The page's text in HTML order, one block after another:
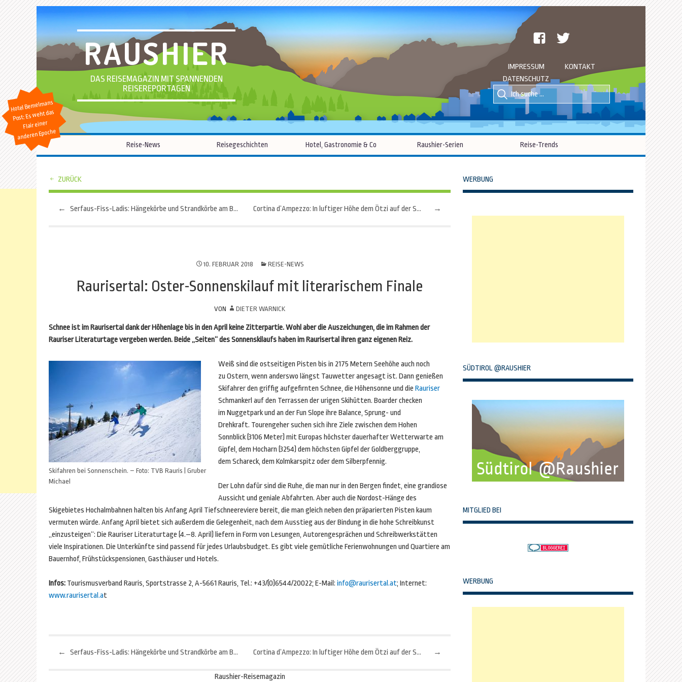
RAUSHIER
DAS REISEMAGAZIN MIT SPANNENDEN
REISEREPORTAGEN
facebook
IMPRESSUM
KONTAKT
DATENSCHUTZ
Suche
nach::
Suche
nach:
Hotel Bemelmans
Post: Es weht das
Flair einer
anderen Epoche
Reise-News Reisegeschichten Hotel, Gastronomie & Co Raushier-Serien Reise-Trends
ZURÜCK
Beitragsnavigation
← Serfaus-Fiss-Ladis: Hängekörbe und Strandkörbe am Berg →
Cortina d’Ampezzo: In luftiger Höhe dem Ötzi auf der Spur
10. FEBRUAR 2018 REISE-NEWS
Raurisertal: Oster-Sonnenskilauf mit literarischem Finale
VON DIETER WARNICK
Schnee ist im Raurisertal dank der Höhenlage bis in den April keine Zitterpartie. Wohl aber die Auszeichungen, die im Rahmen der
Rauriser Literaturtage vergeben werden. Beide „Seiten“ des Sonnenskilaufs haben im Raurisertal ihren ganz eigenen Reiz.
Skifahren bei Sonnenschein. – Foto: TVB Rauris | Gruber
Michael
Weiß sind die ostseitigen Pisten bis in 2175 Metern Seehöhe auch noch
zu Ostern, wenn anderswo längst Tauwetter angesagt ist. Dann genießen
Skifahrer den griffig aufgefirnten Schnee, die Höhensonne und die Rauriser
Schmankerl auf den Terrassen der urigen Skihütten. Boarder checken
im Nuggetpark und an der Fun Slope ihre Balance, Sprung- und
Drehkraft. Tourengeher suchen sich ihre Ziele zwischen dem Hohen
Sonnblick (3106 Meter) mit Europas höchster dauerhafter Wetterwarte am
Gipfel, dem Hocharn (3254) dem höchsten Gipfel der Goldberggruppe,
dem Schareck, dem Kolmkarspitz oder dem Silberpfennig.
Der Lohn dafür sind die Ruhe, die man nur in den Bergen findet, eine grandiose
Aussicht und geniale Abfahrten. Aber auch die Nordost-Hänge des
Skigebietes Hochalmbahnen halten bis Anfang April Tiefschneereviere bereit, die man gleich neben den präparierten Pisten kaum
vermuten würde. Anfang April bietet sich außerdem die Gelegenheit, nach dem Ausstieg aus der Bindung in die hohe Schreibkunst
„einzusteigen“: Die Rauriser Literaturtage (4.–8. April) liefern in Form von Lesungen, Autorengesprächen und Schreibwerkstätten
viele Inspirationen. Die Unterkünfte sind passend für jedes Urlaubsbudget. Es gibt viele gemütliche Ferienwohnungen und Quartiere am
Bauernhof, Frühstückspensionen, Gasthäuser und Hotels.
Infos: Tourismusverband Rauris, Sportstrasse 2, A-5661 Rauris, Tel.: +43/(0)6544/20022; E-Mail: info@raurisertal.at; Internet:
www.raurisertal.at
Beitragsnavigation
← Serfaus-Fiss-Ladis: Hängekörbe und Strandkörbe am Berg →
Cortina d’Ampezzo: In luftiger Höhe dem Ötzi auf der Spur
Raushier-Reisemagazin
WERBUNG
SÜDTIROL @RAUSHIER
MITGLIED BEI
WERBUNG